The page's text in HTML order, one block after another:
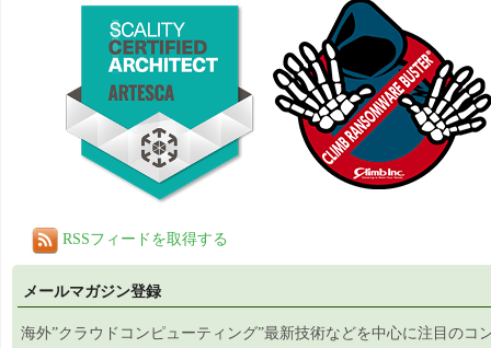
RSSフィードを取得する
メールマガジン登録
海外”クラウドコンピューティング”最新技術などを中心に注目のコ